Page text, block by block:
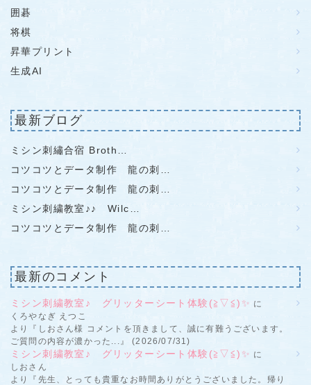
囲碁
将棋
昇華プリント
生成AI
最新ブログ
ミシン刺繡合宿 Broth…
コツコツとデータ制作 龍の刺…
コツコツとデータ制作 龍の刺…
ミシン刺繍教室♪♪ Wilc…
コツコツとデータ制作 龍の刺…
最新のコメント
ミシン刺繍教室♪ グリッターシート体験(≧▽≦)✨ に
くろやなぎ えつこ
より『しおさん様 コメントを頂きまして、誠に有難うございます。
ご質問の内容が濃かった...』 (2026/07/31)
ミシン刺繍教室♪ グリッターシート体験(≧▽≦)✨ に
しおさん
より『先生、とっても貴重なお時間ありがとうございました。帰り